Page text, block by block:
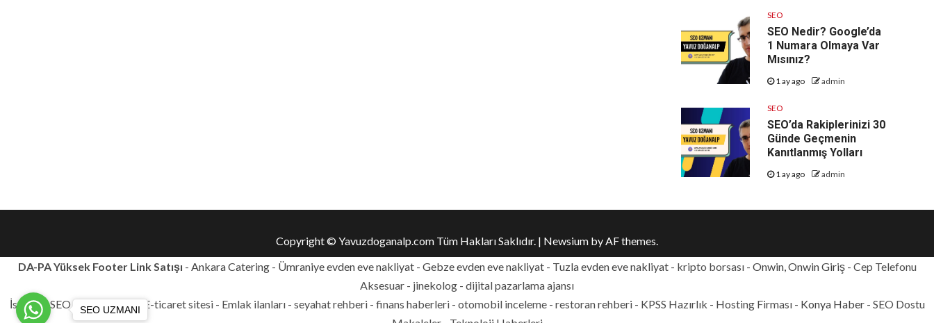
SEO
SEO Nedir? Google’da
1 Numara Olmaya Var
Mısınız?
1 ay ago admin
SEO
SEO’da Rakiplerinizi 30
Günde Geçmenin
Kanıtlanmış Yolları
1 ay ago admin
Copyright © Yavuzdoganalp.com Tüm Hakları Saklıdır. | Newsium by AF themes.
DA-PA Yüksek Footer Link Satışı - Ankara Catering- Ümraniye evden eve nakliyat- Gebze evden eve nakliyat- Tuzla evden eve nakliyat- kripto borsası - Onwin, Onwin Giriş- Cep Telefonu
Aksesuar - jinekolog - dijital pazarlama ajansı
İstanbul SEO Danışmanlığı - E-ticaret sitesi - Emlak ilanları - seyahat rehberi - finans haberleri - otomobil inceleme - restoran rehberi - KPSS Hazırlık - Hosting Firması - Konya Haber- SEO Dostu
SEO UZMANI